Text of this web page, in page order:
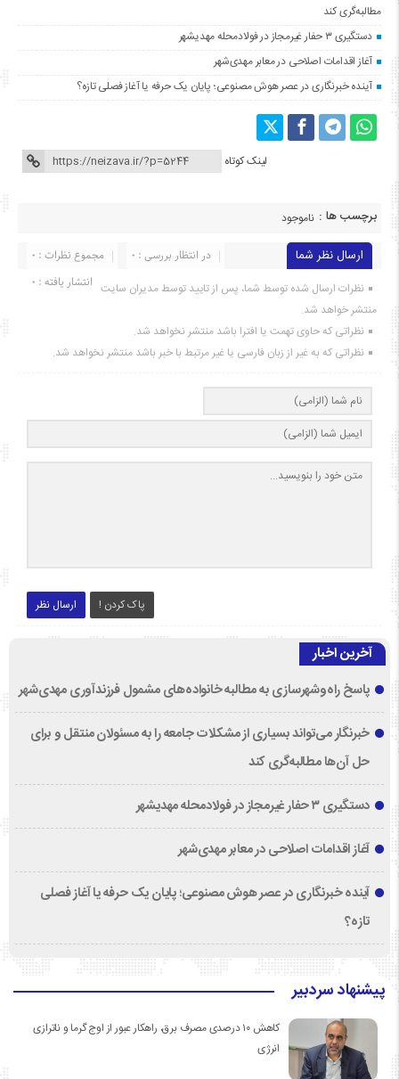
مطالبه‌گری کند
دستگیری ۳ حفار غیرمجاز در فولادمحله مهدیشهر
آغاز اقدامات اصلاحی در معابر مهدی‌شهر
آینده خبرنگاری در عصر هوش مصنوعی؛ پایان یک حرفه یا آغاز فصلی تازه؟
لینک کوتاه
برچسب ها : ناموجود
ارسال نظر شما مجموع نظرات : 0
در انتظار بررسی : 0
انتشار یافته : ۰ نظرات ارسال شده توسط شما، پس از تایید توسط مدیران سایت
منتشر خواهد شد.
نظراتی که حاوی تهمت یا افترا باشد منتشر نخواهد شد.
نظراتی که به غیر از زبان فارسی یا غیر مرتبط با خبر باشد منتشر نخواهد شد.
ارسال نظر پاک کردن !
آخرین اخبار
پاسخ راه‌وشهرسازی به مطالبه خانواده‌های مشمول فرزندآوری مهدی‌شهر
خبرنگار می‌تواند بسیاری از مشکلات جامعه را به مسئولان منتقل و برای
حل آن‌ها مطالبه‌گری کند
دستگیری ۳ حفار غیرمجاز در فولادمحله مهدیشهر
آغاز اقدامات اصلاحی در معابر مهدی‌شهر
آینده خبرنگاری در عصر هوش مصنوعی؛ پایان یک حرفه یا آغاز فصلی
تازه؟
پیشنهاد سردبیر
کاهش ۱۰ درصدی مصرف برق، راهکار عبور از اوج گرما و ناترازی
انرژی